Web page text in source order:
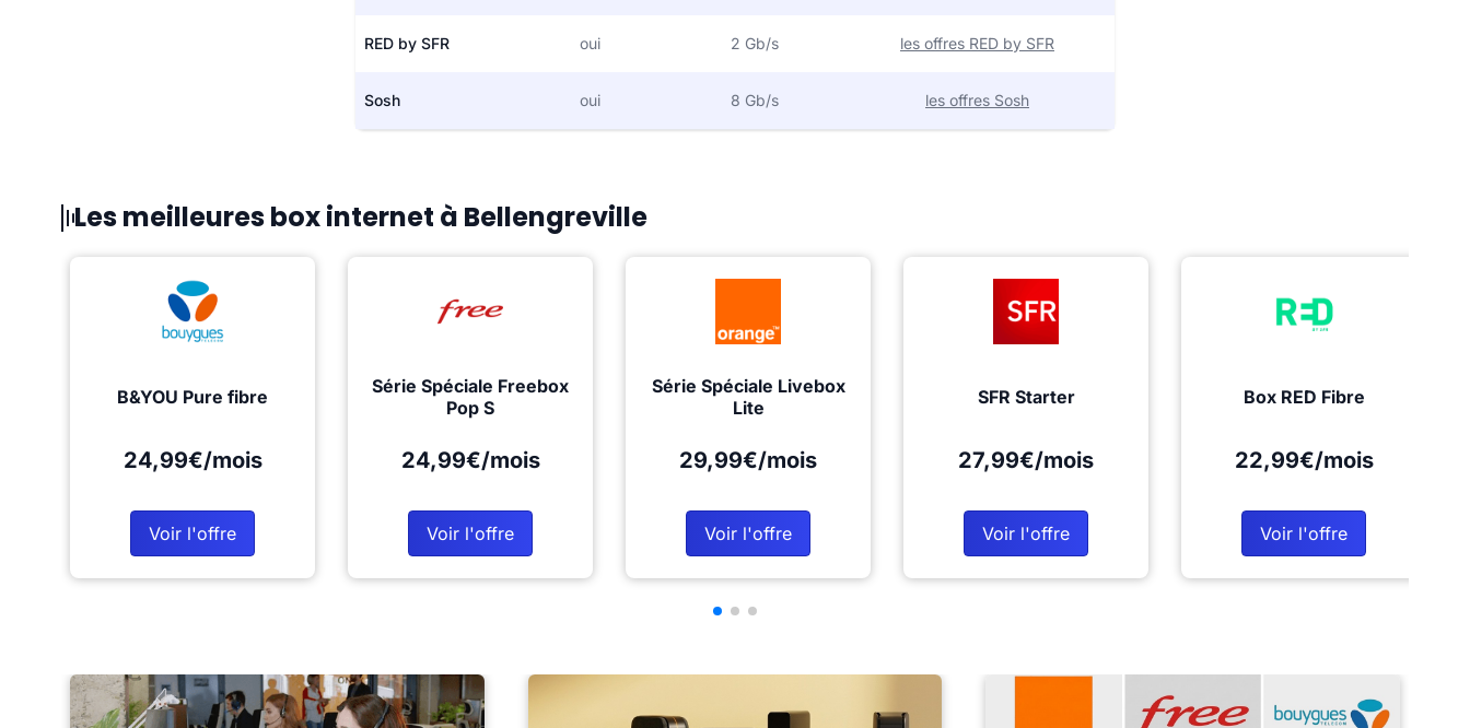
RED by SFR oui 2 Gb/s les offres RED by SFR
Sosh oui 8 Gb/s les offres Sosh
Les meilleures box internet à Bellengreville
B&YOU Pure fibre
24,99€/mois
Voir l'offre
Série Spéciale Freebox
Pop S
24,99€/mois
Voir l'offre
Série Spéciale Livebox
Lite
29,99€/mois
Voir l'offre
SFR Starter
27,99€/mois
Voir l'offre
Box RED Fibre
22,99€/mois
Voir l'offre